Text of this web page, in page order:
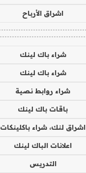
اشراق الأرباح
شراء باك لينك
شراء باك لينك
شراء روابط نصية
باقات باك لينك
اشراق لنك، شراء باكلينكات
اعلانات الباك لينك
التدريس